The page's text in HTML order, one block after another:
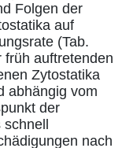
Folgen der
auf
(Tab.
früh auftretenden
Zytostatika
abhängig vom
der
nach